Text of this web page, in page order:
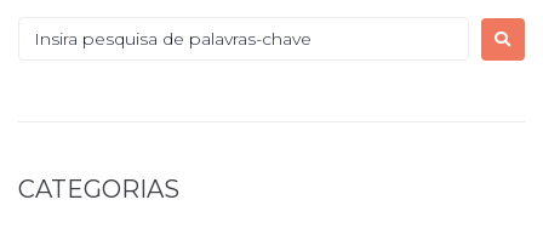
CATEGORIAS